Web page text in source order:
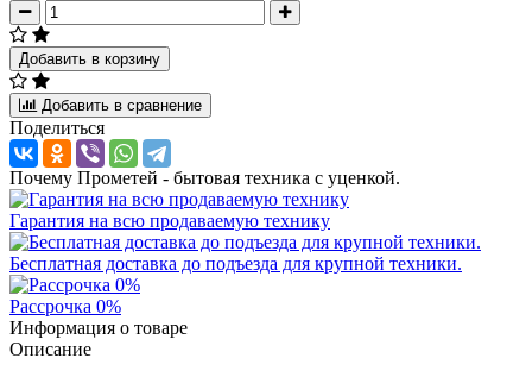
Добавить в корзину
Добавить в сравнение
Поделиться
Почему Прометей - бытовая техника с уценкой.
Гарантия на всю продаваемую технику
Бесплатная доставка до подъезда для крупной техники.
Рассрочка 0%
Информация о товаре
Описание